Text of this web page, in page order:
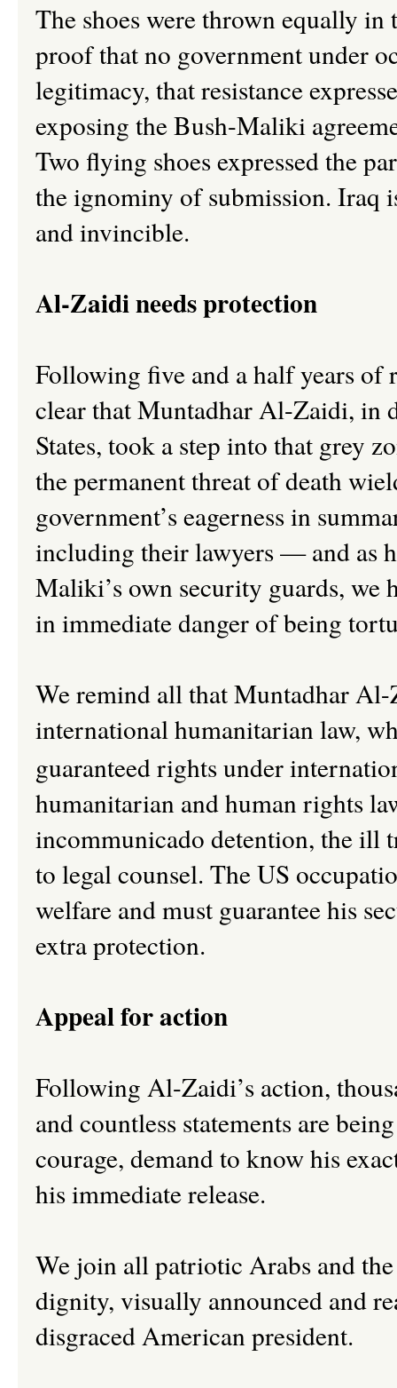
The shoes were thrown equally
proof that no government under
legitimacy, that resistance
exposing the Bush-Maliki
Two flying shoes expressed the
the ignominy of submission. Iraq
and invincible.
Al-Zaidi needs protection
Following five and a half years
clear that Muntadhar Al-Zaidi, in
States, took a step into that grey
the permanent threat of death
government’s eagerness in
including their lawyers—and as
Maliki’s own security guards, we
in immediate danger of being
We remind all that Muntadhar
international humanitarian law,
guaranteed rights under
humanitarian and human rights
incommunicado detention, the ill
to legal counsel. The US
welfare and must guarantee his
extra protection.
Appeal for action
Following Al-Zaidi’s action,
and countless statements are
courage, demand to know his
his immediate release.
We join all patriotic Arabs and
dignity, visually announced and
disgraced American president.